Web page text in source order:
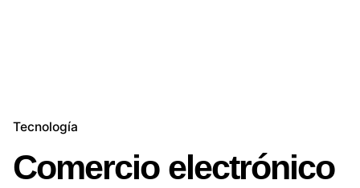
Tecnología
Comercio electrónico